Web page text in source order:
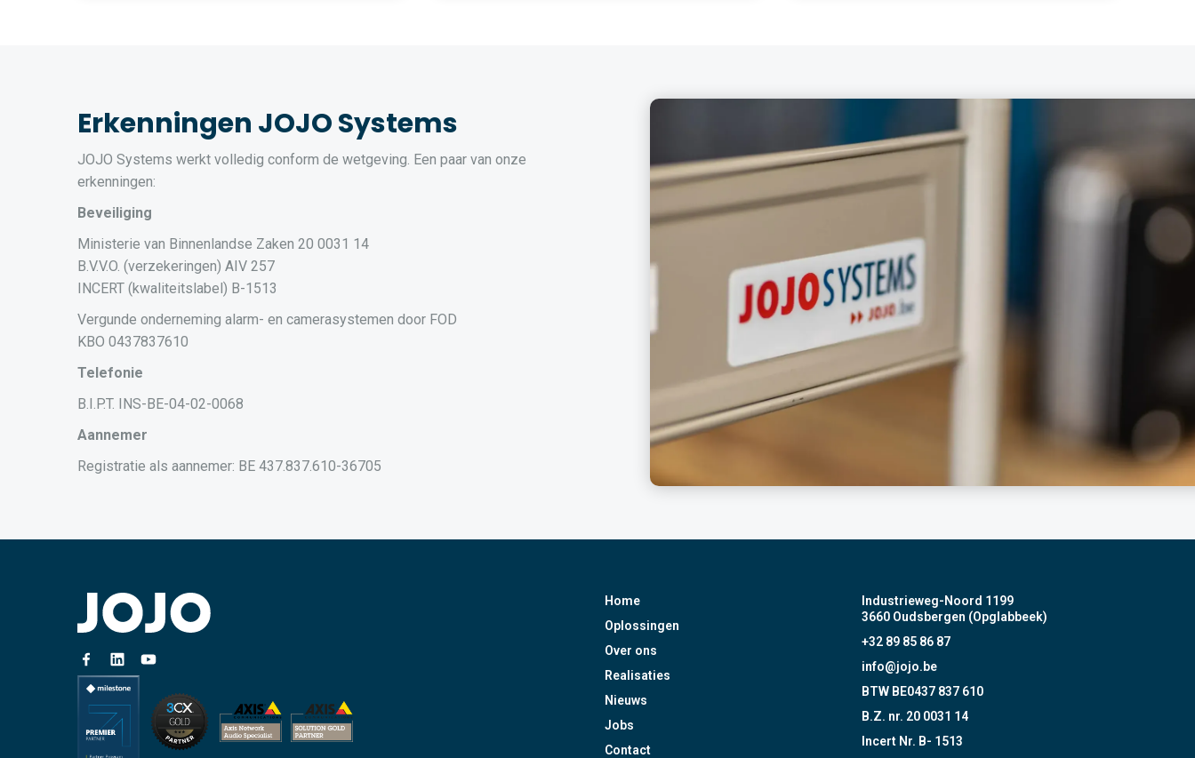
Erkenningen JOJO Systems
JOJO Systems werkt volledig conform de wetgeving. Een paar van onze
erkenningen:
Beveiliging
Ministerie van Binnenlandse Zaken 20 0031 14
B.V.V.O. (verzekeringen) AIV 257
INCERT (kwaliteitslabel) B-1513
Vergunde onderneming alarm- en camerasystemen door FOD
KBO 0437837610
Telefonie
B.I.P.T. INS-BE-04-02-0068
Aannemer
Registratie als aannemer: BE 437.837.610-36705
Home
Oplossingen
Over ons
Realisaties
Nieuws
Jobs
Contact
Industrieweg-Noord 1199
3660 Oudsbergen (Opglabbeek)
+32 89 85 86 87
info@jojo.be
BTW BE0437 837 610
B.Z. nr. 20 0031 14
Incert Nr. B- 1513